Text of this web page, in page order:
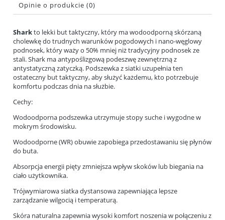
Opinie o produkcie (0)
Sharkto lekki but taktyczny, który ma wodoodporną skórzaną
cholewkę do trudnych warunków pogodowych i nano-węglowy
podnosek, który waży o 50% mniej niż tradycyjny podnosek ze
stali. Shark ma antypoślizgową podeszwę zewnętrzną z
antystatyczną zatyczką. Podszewka z siatki uzupełnia ten
ostateczny but taktyczny, aby służyć każdemu, kto potrzebuje
komfortu podczas dnia na służbie.
Cechy:
Wodoodporna podszewka utrzymuje stopy suche i wygodne w
mokrym środowisku.
Wodoodporne (WR) obuwie zapobiega przedostawaniu się płynów
do buta.
Absorpcja energii pięty zmniejsza wpływ skoków lub biegania na
ciało użytkownika.
Trójwymiarowa siatka dystansowa zapewniająca lepsze
zarządzanie wilgocią i temperaturą.
Skóra naturalna zapewnia wysoki komfort noszenia w połączeniu z